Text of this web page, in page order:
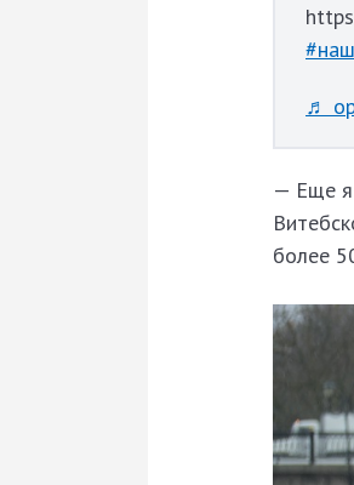
♬
— Еще я
более